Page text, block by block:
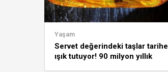
Yaşam
Servet değerindeki taşlar tarihe
ışık tutuyor! 90 milyon yıllık